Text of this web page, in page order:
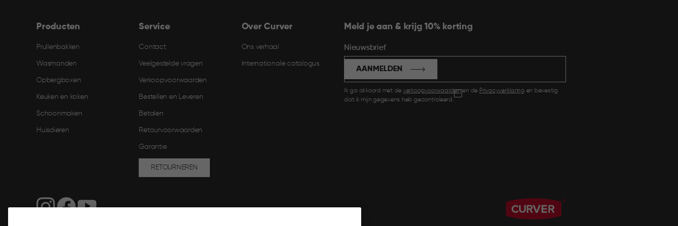
Producten
Prullenbakken
Wasmanden
Opbergboxen
Keuken en koken
Schoonmaken
Huisdieren
Service
Contact
Veelgestelde vragen
Verkoopvoorwaarden
Bestellen en Leveren​
Betalen
Retourvoorwaarden
Garantie
RETOURNEREN
Over Curver
Ons verhaal
Internationale catalogus
Meld je aan & krijg 10% korting
Nieuwsbrief
Ik ga akkoord met de verkoopvoorwaardenen de Privacyverklaring en bevestig
dat ik mijn gegevens heb gecontroleerd.
AANMELDEN